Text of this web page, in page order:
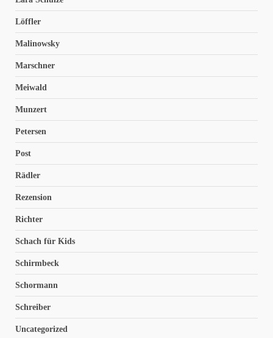
Löffler
Malinowsky
Marschner
Meiwald
Munzert
Petersen
Post
Rädler
Rezension
Richter
Schach für Kids
Schirmbeck
Schormann
Schreiber
Uncategorized